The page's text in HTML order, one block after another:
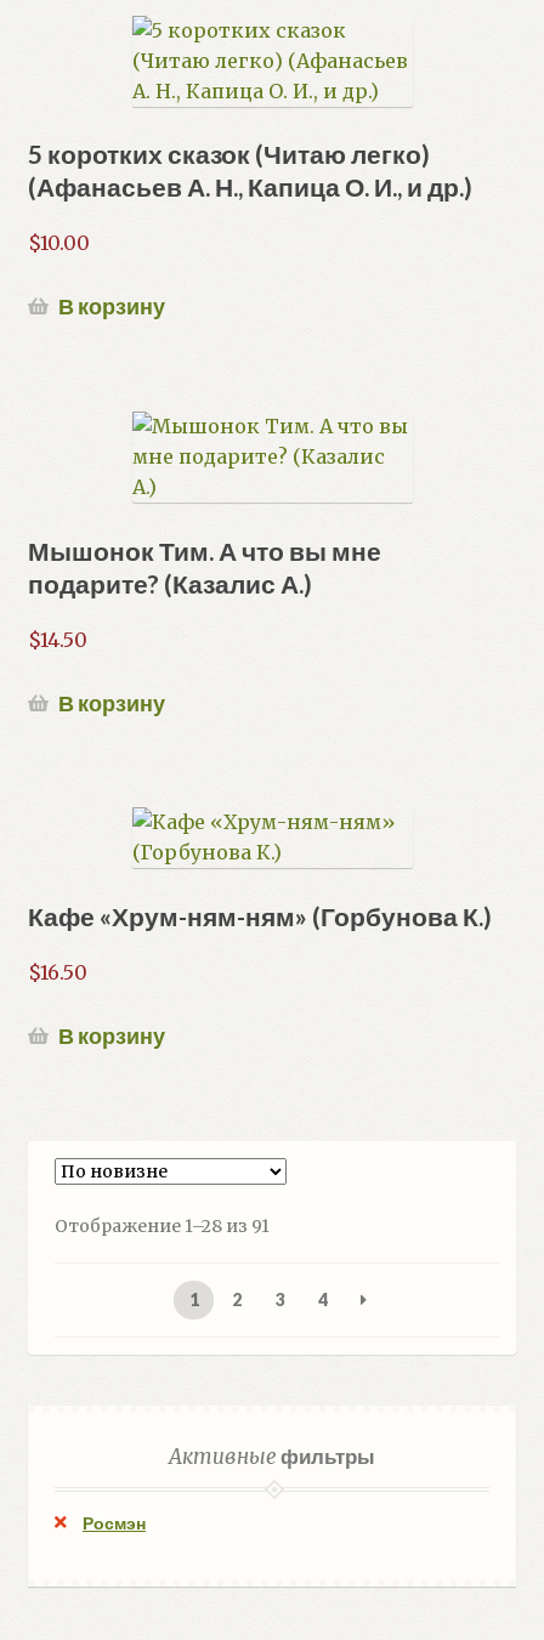
5 коротких сказок (Читаю легко)
(Афанасьев А. Н., Капица О. И., и др.)
$10.00
В корзину
Мышонок Тим. А что вы мне
подарите? (Казалис А.)
$14.50
В корзину
Кафе «Хрум-ням-ням» (Горбунова К.)
$16.50
В корзину
Отображение 1–28 из 91
1 2 3 4
Активныефильтры
Росмэн